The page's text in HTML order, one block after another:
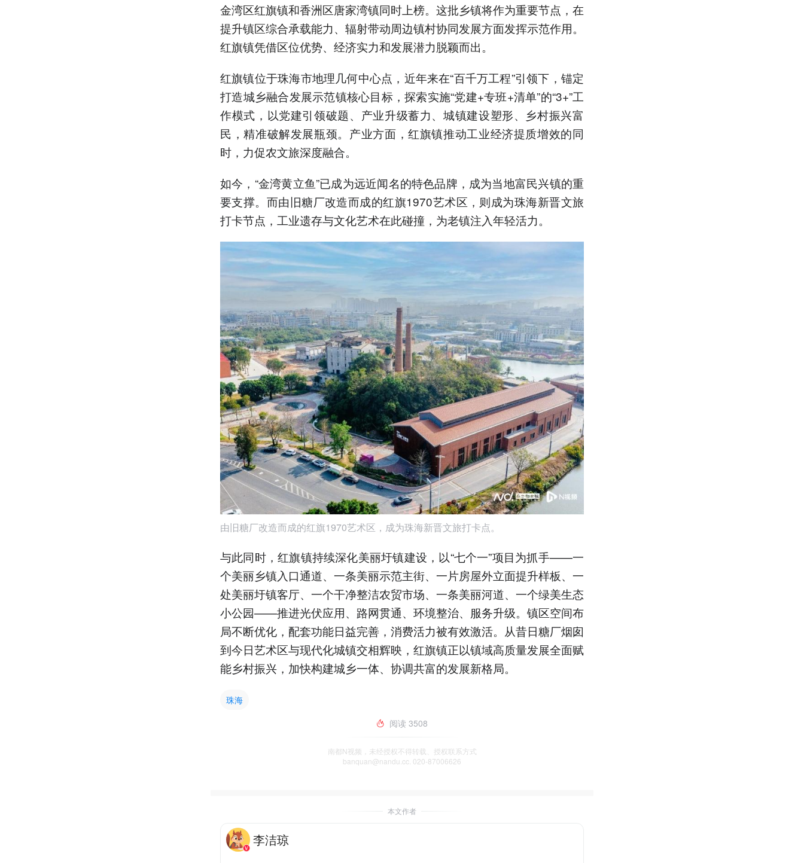
金湾区红旗镇和香洲区唐家湾镇同时上榜。这批乡镇将作为重要节点，在
提升镇区综合承载能力、辐射带动周边镇村协同发展方面发挥示范作用。
红旗镇凭借区位优势、经济实力和发展潜力脱颖而出。
红旗镇位于珠海市地理几何中心点，近年来在“百千万工程”引领下，锚定
打造城乡融合发展示范镇核心目标，探索实施“党建+专班+清单”的“3+”工
作模式，以党建引领破题、产业升级蓄力、城镇建设塑形、乡村振兴富
民，精准破解发展瓶颈。产业方面，红旗镇推动工业经济提质增效的同
时，力促农文旅深度融合。
如今，“金湾黄立鱼”已成为远近闻名的特色品牌，成为当地富民兴镇的重
要支撑。而由旧糖厂改造而成的红旗1970艺术区，则成为珠海新晋文旅
打卡节点，工业遗存与文化艺术在此碰撞，为老镇注入年轻活力。
由旧糖厂改造而成的红旗1970艺术区，成为珠海新晋文旅打卡点。
与此同时，红旗镇持续深化美丽圩镇建设，以“七个一”项目为抓手——一
个美丽乡镇入口通道、一条美丽示范主街、一片房屋外立面提升样板、一
处美丽圩镇客厅、一个干净整洁农贸市场、一条美丽河道、一个绿美生态
小公园——推进光伏应用、路网贯通、环境整治、服务升级。镇区空间布
局不断优化，配套功能日益完善，消费活力被有效激活。从昔日糖厂烟囱
到今日艺术区与现代化城镇交相辉映，红旗镇正以镇域高质量发展全面赋
能乡村振兴，加快构建城乡一体、协调共富的发展新格局。
珠海
阅读 3508
南都N视频，未经授权不得转载、授权联系方式
banquan@nandu.cc. 020-87006626
本文作者
李洁琼